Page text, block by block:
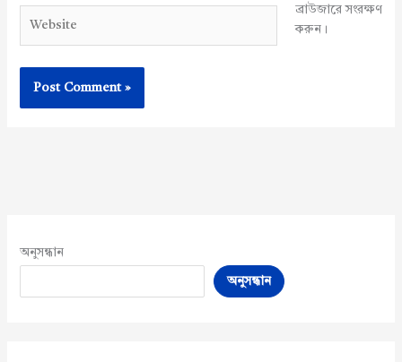
ব্রাউজারে সংরক্ষণ
করুন।
অনুসন্ধান
অনুসন্ধান